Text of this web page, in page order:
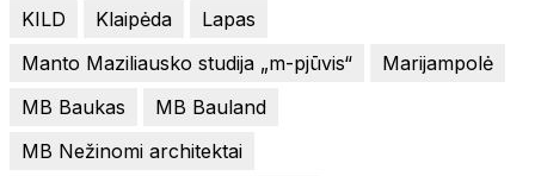
KILD
Klaipėda
Lapas
Manto Maziliausko studija „m-pjūvis“
Marijampolė
MB Baukas
MB Bauland
MB Nežinomi architektai